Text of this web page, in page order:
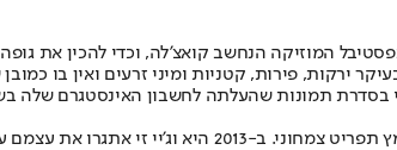
זו לא הפעם הראשונה שביונסה מחליטה